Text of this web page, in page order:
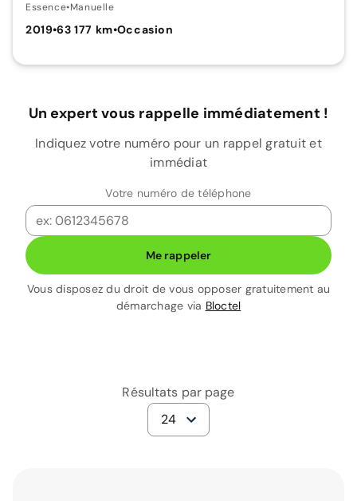
Essence•Manuelle
2019•63 177 km•Occasion
Un expert vous rappelle immédiatement !
Indiquez votre numéro pour un rappel gratuit et
immédiat
Votre numéro de téléphone
Me rappeler
Vous disposez du droit de vous opposer gratuitement au
démarchage via Bloctel
Résultats par page
24